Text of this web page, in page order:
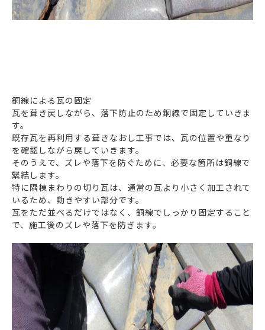
銅線による瓦の固定
瓦を葺き戻しながら、落下防止のため銅線で固定していきま
す。
既存瓦を再利用する葺きなおし工事では、瓦の位置や重なり
を確認しながら戻していきます。
そのうえで、ズレや落下を防ぐために、必要な箇所は銅線で
緊結します。
特に隅棟まわりの切り瓦は、通常の瓦より小さく加工されて
いるため、動きやすい部分です。
瓦をただ並べるだけではなく、銅線でしっかり固定すること
で、施工後のズレや落下を防ぎます。